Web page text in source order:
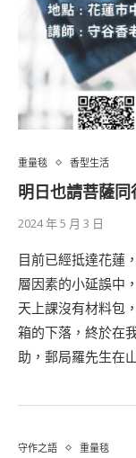
重量毯 香型生活
明日也請菩薩同
2024 年 5 月 3 日
目前已經抵達花蓮
層因素的小延誤中
天上課沒有材料包
箱的下落，終於在
助，郵局羅先生在
守作之語 重量毯